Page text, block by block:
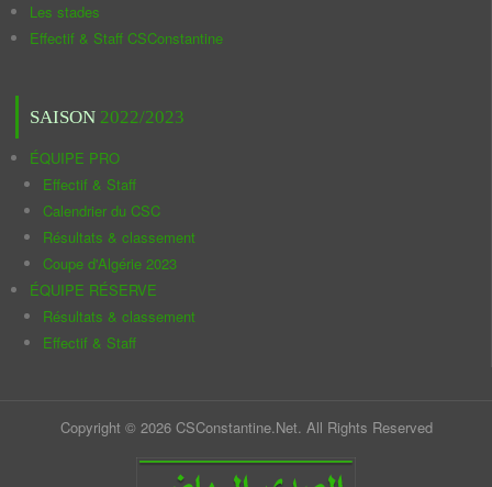
Les stades
Effectif & Staff CSConstantine
SAISON 2022/2023
ÉQUIPE PRO
Effectif & Staff
Calendrier du CSC
Résultats & classement
Coupe d'Algérie 2023
ÉQUIPE RÉSERVE
Résultats & classement
Effectif & Staff
Copyright © 2026 CSConstantine.Net. All Rights Reserved